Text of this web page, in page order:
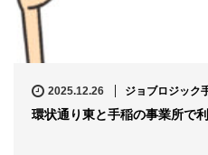
2025.12.26 ジョブロジック
環状通り東と手稲の事業所で